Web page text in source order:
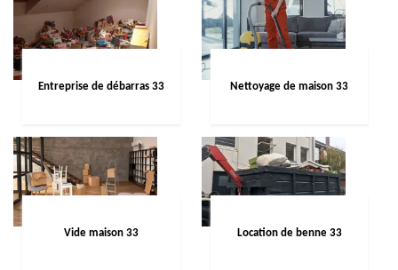
Entreprise de débarras 33 Nettoyage de maison 33
Vide maison 33 Location de benne 33